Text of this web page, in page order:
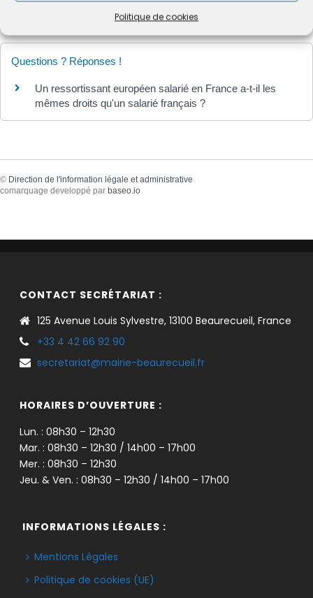
Politique de cookies
Questions ? Réponses !
Un ressortissant européen salarié en France a-t-il les
mêmes droits qu'un salarié français ?
© Direction de l'information légale et administrative
comarquage developpé par baseo.io
CONTACT SECRÉTARIAT :
125 Avenue Louis Sylvestre, 13100 Beaurecueil, France
+33 4 42 66 92 90
secretariat@mairie-beaurecueil.fr
HORAIRES D’OUVERTURE :
Lun. : 08h30 – 12h30
Mar. : 08h30 – 12h30 / 14h00 – 17h00
Mer. : 08h30 – 12h30
Jeu. & Ven. : 08h30 – 12h30 / 14h00 – 17h00
INFORMATIONS LÉGALES :
Mentions Légales
Politique de cookies (UE)